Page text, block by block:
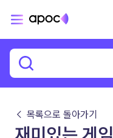
← 목록으로 돌아가기